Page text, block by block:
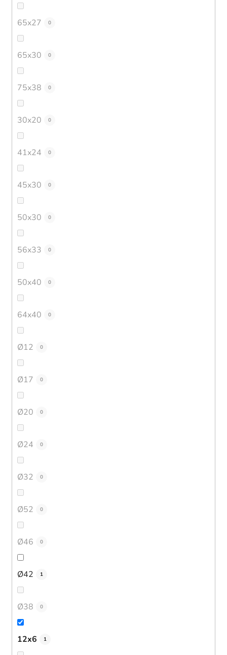
65x27 0
65x30 0
75x38 0
30x20 0
41x24 0
45x30 0
50x30 0
56x33 0
50x40 0
64x40 0
Ø12 0
Ø17 0
Ø20 0
Ø24 0
Ø32 0
Ø52 0
Ø46 0
Ø42 1
Ø38 0
12x6 1